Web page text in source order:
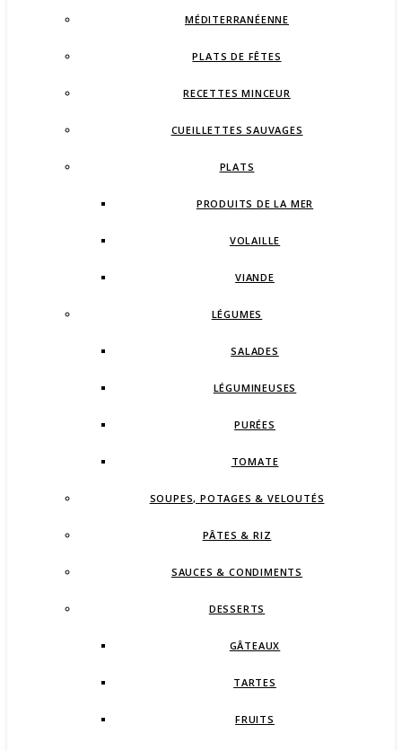
MÉDITERRANÉENNE
PLATS DE FÊTES
RECETTES MINCEUR
CUEILLETTES SAUVAGES
PLATS
PRODUITS DE LA MER
VOLAILLE
VIANDE
LÉGUMES
SALADES
LÉGUMINEUSES
PURÉES
TOMATE
SOUPES, POTAGES & VELOUTÉS
PÂTES & RIZ
SAUCES & CONDIMENTS
DESSERTS
GÂTEAUX
TARTES
FRUITS